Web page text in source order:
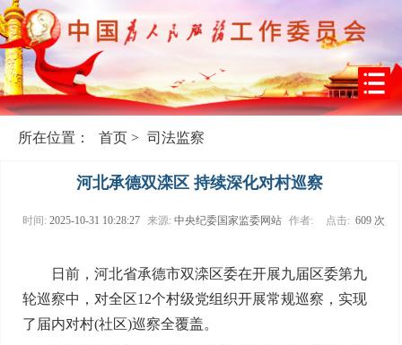
所在位置： 首页 > 司法监察
河北承德双滦区 持续深化对村巡察
时间: 2025-10-31 10:28:27 来源: 中央纪委国家监委网站 作者: 点击: 609 次
日前，河北省承德市双滦区委在开展九届区委第九
轮巡察中，对全区12个村级党组织开展常规巡察，实现
了届内对村(社区)巡察全覆盖。